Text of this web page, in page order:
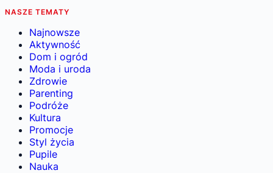
NASZE TEMATY
Najnowsze
Aktywność
Dom i ogród
Moda i uroda
Zdrowie
Parenting
Podróże
Kultura
Promocje
Styl życia
Pupile
Nauka